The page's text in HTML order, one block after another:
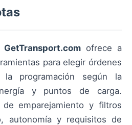
GetTransport.com ofrece a
para elegir órdenes
programación según la
y puntos de carga.
de emparejamiento y filtros
autonomía y requisitos de